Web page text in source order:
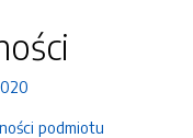
podmiotu